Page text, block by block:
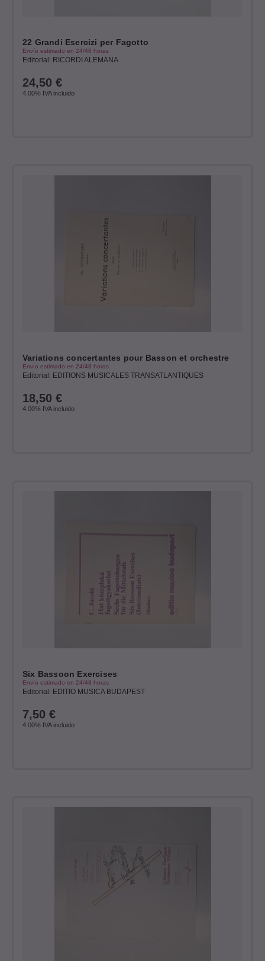
22 Grandi Esercizi per Fagotto
Envío estimado en 24/48 horas
Editorial: RICORDI ALEMANA
24,50 €
4.00% IVA incluido
Variations concertantes pour Basson et orchestre
Envío estimado en 24/48 horas
Editorial: EDITIONS MUSICALES TRANSATLANTIQUES
18,50 €
4.00% IVA incluido
Six Bassoon Exercises
Envío estimado en 24/48 horas
Editorial: EDITIO MUSICA BUDAPEST
7,50 €
4.00% IVA incluido